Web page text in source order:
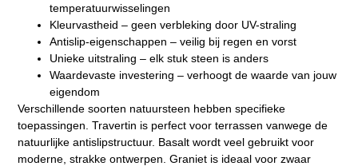
temperatuurwisselingen
Kleurvastheid – geen verbleking door UV-straling
Antislip-eigenschappen – veilig bij regen en vorst
Unieke uitstraling – elk stuk steen is anders
Waardevaste investering – verhoogt de waarde van jouw
eigendom
Verschillende soorten natuursteen hebben specifieke
toepassingen. Travertin is perfect voor terrassen vanwege de
natuurlijke antislipstructuur. Basalt wordt veel gebruikt voor
moderne, strakke ontwerpen. Graniet is ideaal voor zwaar